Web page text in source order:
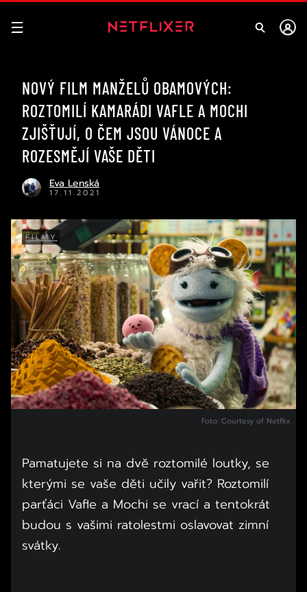
NOVÝ FILM MANŽELŮ OBAMOVÝCH:
ROZTOMILÍ KAMARÁDI VAFLE A MOCHI
ZJIŠŤUJÍ, O ČEM JSOU VÁNOCE A
ROZESMĚJÍ VAŠE DĚTI
Eva Lenská
17.11.2021
FILMY
Foto: Courtesy of Netflix
Pamatujete si na dvě roztomilé loutky, se
kterými se vaše děti učily vařit? Roztomilí
parťáci Vafle a Mochi se vrací a tentokrát
budou s vašimi ratolestmi oslavovat zimní
svátky.